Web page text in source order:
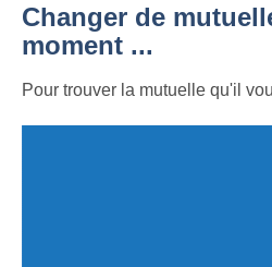
Changer de
moment ...
Pour trouver la mutuelle qu'il